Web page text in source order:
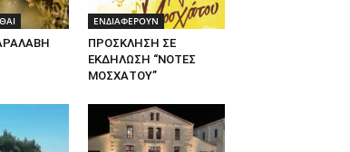
ΕΝΔΙΑΦΕΡΟΥΝ
ΠΡΟΣΚΛΗΣΗ ΣΕ
ΕΚΔΗΛΩΣΗ “ΝΟΤΕΣ
ΜΟΣΧΑΤΟΥ”